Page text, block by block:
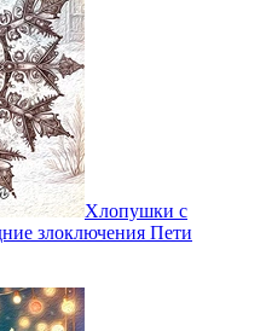
Хлопушки с
злоключения Пети